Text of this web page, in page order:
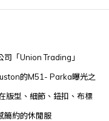
「Union Trading」
的M51- Parka曝光之
版型、細節、鈕扣、布標
簡約的休閒服